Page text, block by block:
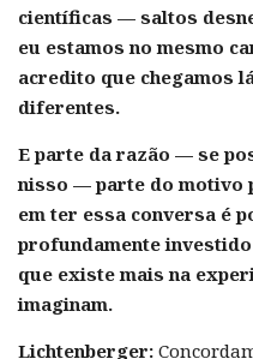
científicas — saltos
eu estamos no mesmo
acredito que chegamos
diferentes.
E parte da razão — se
nisso — parte do motivo
em ter essa conversa é
profundamente
que existe mais na
imaginam.
Lichtenberger: